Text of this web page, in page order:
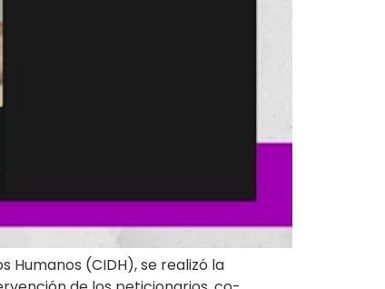
Humanos (CIDH), se realizó la